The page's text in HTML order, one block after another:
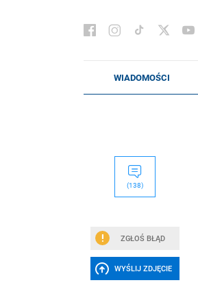
(138)
ZGŁOŚ BŁĄD
WYŚLIJ ZDJĘCIE